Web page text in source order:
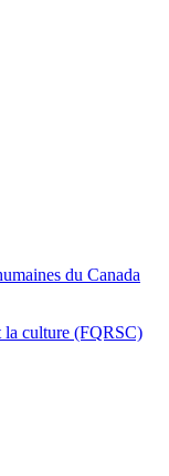
du Canada
la culture (FQRSC)